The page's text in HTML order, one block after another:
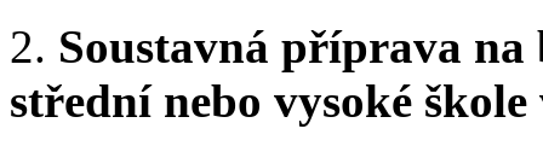
2. Soustavná příprava
střední nebo vysoké